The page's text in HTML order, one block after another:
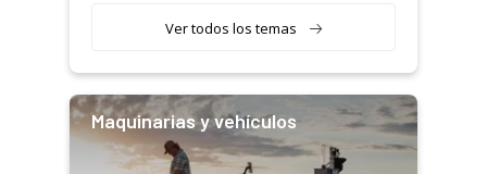
Ver todos los temas
Maquinarias y vehículos